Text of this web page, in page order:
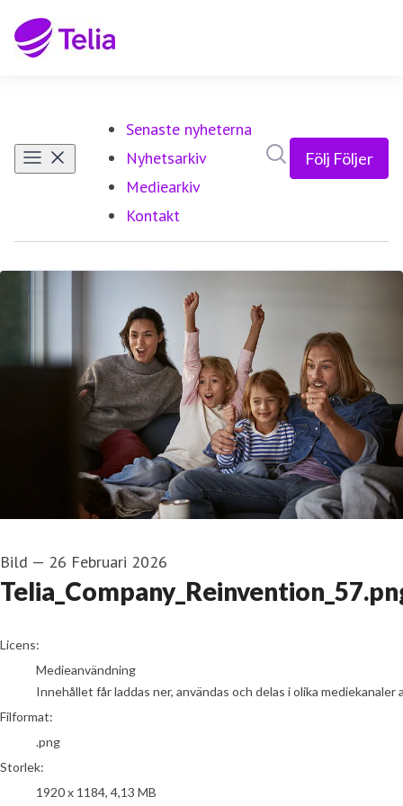
Senaste nyheterna
Nyhetsarkiv
Mediearkiv
Kontakt
Följ Följer
Bild — 26 Februari 2026
go to media item
Licens:
Medieanvändning
Innehållet får laddas ner, användas och delas i olika
Filformat:
.png
Storlek:
1920 x 1184, 4,13 MB